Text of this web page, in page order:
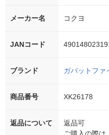
メーカー名 コクヨ
JANコード
ブランド ガバットファ
商品番号 XK26178
返品について
返品可